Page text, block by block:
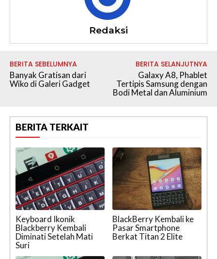
Redaksi
BERITA SEBELUMNYA
Banyak Gratisan dari
Wiko di Galeri Gadget
BERITA SELANJUTNYA
Galaxy A8, Phablet
Tertipis Samsung dengan
Bodi Metal dan Aluminium
BERITA TERKAIT
Keyboard Ikonik
Blackberry Kembali
Diminati Setelah Mati
Suri
BlackBerry Kembali ke
Pasar Smartphone
Berkat Titan 2 Elite